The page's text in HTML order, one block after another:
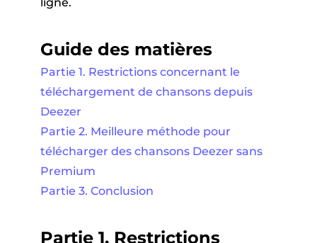
Guide des matières
Partie 1. Restrictions concernant le
téléchargement de chansons depuis
Deezer
Partie 2. Meilleure méthode pour
télécharger des chansons Deezer sans
Premium
Partie 3. Conclusion
Partie 1. Restrictions